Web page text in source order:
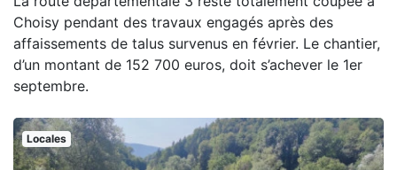
Choisy pendant des travaux engagés après des
affaissements de talus survenus en février. Le chantier,
d’un montant de 152 700 euros, doit s’achever le 1er
septembre.
Locales